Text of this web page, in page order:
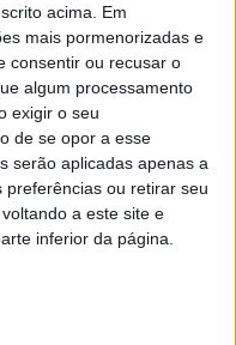
acima. Em
mais pormenorizadas e
consentir ou recusar o
algum processamento
exigir o seu
de se opor a esse
serão aplicadas apenas a
preferências ou retirar seu
a este site e
inferior da página.